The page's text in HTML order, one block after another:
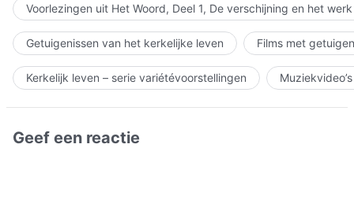
Voorlezingen uit Het Woord, Deel 1, De verschijning en het
Getuigenissen van het kerkelijke leven Films met
Kerkelijk leven – serie variétévoorstellingen Muziekvideo’s
Geef een reactie